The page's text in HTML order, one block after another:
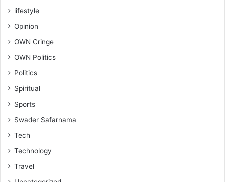
lifestyle
Opinion
OWN Cringe
OWN Politics
Politics
Spiritual
Sports
Swader Safarnama
Tech
Technology
Travel